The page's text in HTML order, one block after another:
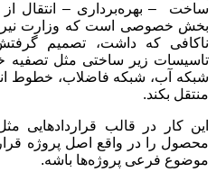
ساخت – بهره‌برداری – انتقال
بخش خصوصی است که وزارت نیرو
ناکافی که داشت، تصمیم
تاسیسات زیر ساختی مثل تصفیه
شبکه آب، شبکه فاضلاب، خطوط
منتقل بکند.
محصول را در واقع اصل پروژه
موضوع فرعی پروژه‌ها باشه.